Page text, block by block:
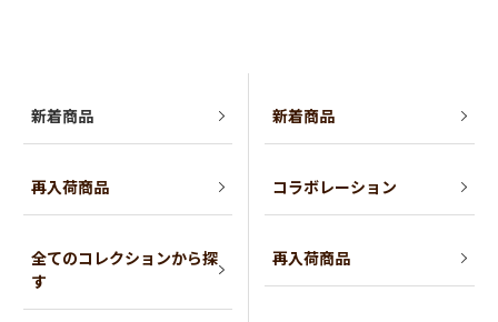
新着商品
再入荷商品
全てのコレクションから探
す
新着商品
コラボレーション
再入荷商品